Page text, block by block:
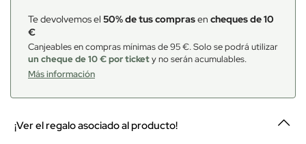
Te devolvemos el 50% de tus comprasen cheques de 10
€
Canjeables en compras mínimas de 95 €. Solo se podrá utilizar
un cheque de 10 € por tickety no serán acumulables.
Más información
¡Ver el regalo asociado al producto!